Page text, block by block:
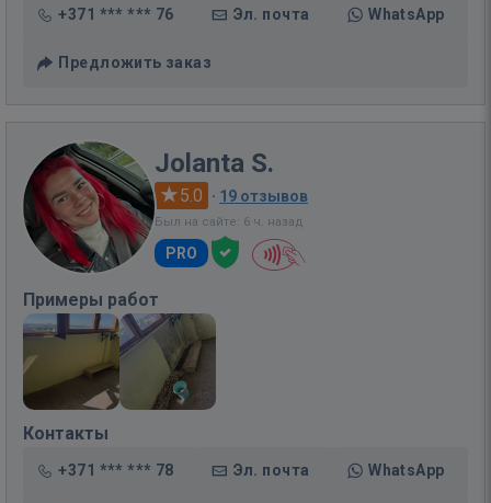
+371 *** *** 76 Эл. почта WhatsApp
Предложить заказ
Jolanta S.
5.0 · 19 отзывов
Был на сайте: 6 ч. назад
PRO
Примеры работ
Контакты
+371 *** *** 78 Эл. почта WhatsApp